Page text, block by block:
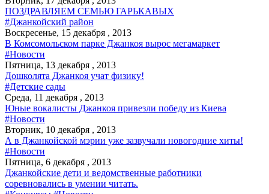
ПОЗДРАВЛЯЕМ СЕМЬЮ ГАРЬКАВЫХ
#Джанкойский район
Воскресенье, 15 декабря , 2013
В Комсомольском парке Джанкоя вырос мегамаркет
#Новости
Пятница, 13 декабря , 2013
Дошколята Джанкоя учат физику!
#Детские сады
Среда, 11 декабря , 2013
Юные вокалисты Джанкоя привезли победу из Киева
#Новости
Вторник, 10 декабря , 2013
А в Джанкойской мэрии уже зазвучали новогодние хиты!
#Новости
Пятница, 6 декабря , 2013
Джанкойские дети и ведомственные работники
соревновались в умении читать.